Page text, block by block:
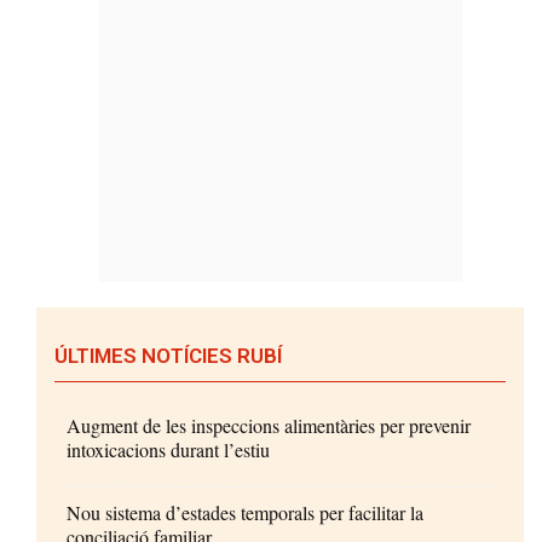
ÚLTIMES NOTÍCIES RUBÍ
Augment de les inspeccions alimentàries per prevenir
intoxicacions durant l’estiu
Nou sistema d’estades temporals per facilitar la
conciliació familiar